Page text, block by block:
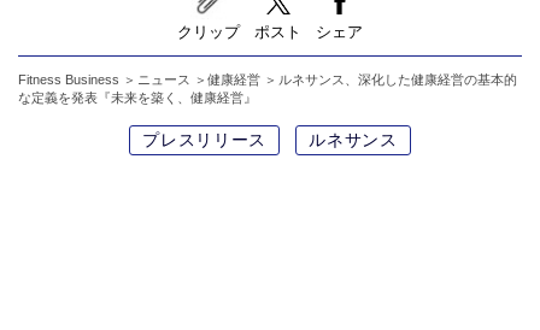
クリップ ポスト シェア
Fitness Business ニュース 健康経営
ルネサンス、深化した健康経営の基本的
な定義を発表『未来を築く、健康経営』
プレスリリース ルネサンス